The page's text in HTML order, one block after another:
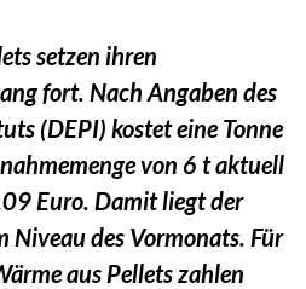
setzen ihren
fort. Nach Angaben des
(DEPI) kostet eine Tonne
von 6 t aktuell
Euro. Damit liegt der
Niveau des Vormonats. Für
aus Pellets zahlen